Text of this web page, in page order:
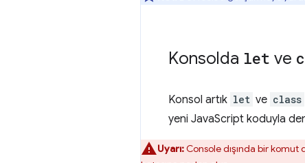
Konsolda let ve
Konsol artık let ve class
yeni JavaScript koduyla
Uyarı:Console dışında bir